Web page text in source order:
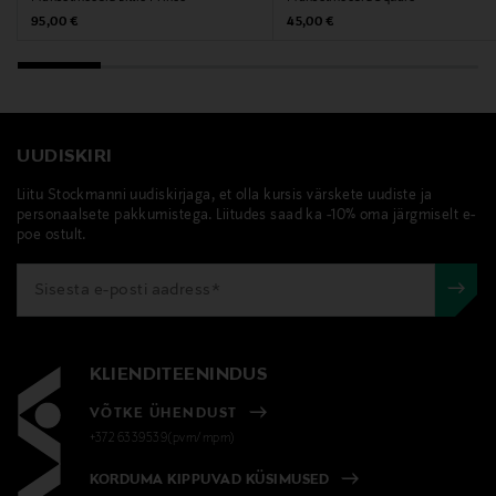
Original Price
95,00 €
Original Price
45,00 €
UUDISKIRI
Liitu Stockmanni uudiskirjaga, et olla kursis värskete uudiste ja
personaalsete pakkumistega. Liitudes saad ka -10% oma järgmiselt e-
poe ostult.
KLIENDITEENINDUS
VÕTKE ÜHENDUST
+372 6339539(pvm/mpm)
KORDUMA KIPPUVAD KÜSIMUSED